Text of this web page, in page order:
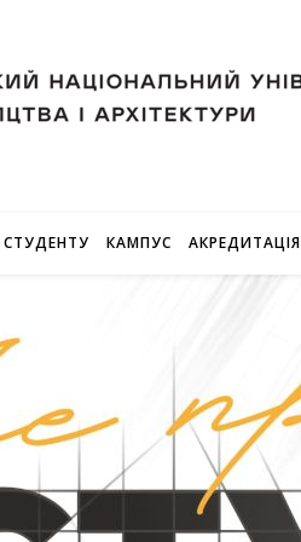
СТУДЕНТУ КАМПУС АКРЕДИТАЦІЯ